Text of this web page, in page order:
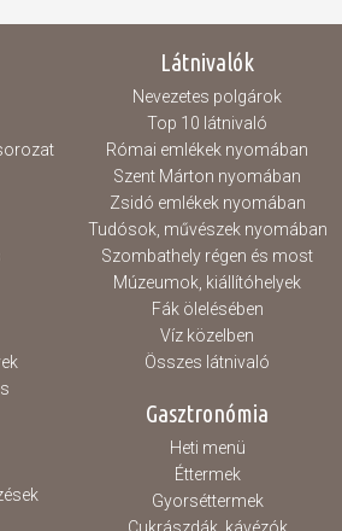
és az emberi sorsok világába.
Látnivalók
Nevezetes polgárok
Top 10 látnivaló
Római emlékek nyomában
Szent Márton nyomában
Zsidó emlékek nyomában
Tudósok, művészek nyomában
Szombathely régen és most
Múzeumok, kiállítóhelyek
Fák ölelésében
Víz közelben
Összes látnivaló
Gasztronómia
Heti menü
Éttermek
Gyorséttermek